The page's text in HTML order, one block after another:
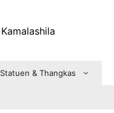
Statuen & Thangkas